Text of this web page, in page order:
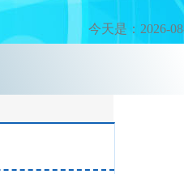
今天是：2026-